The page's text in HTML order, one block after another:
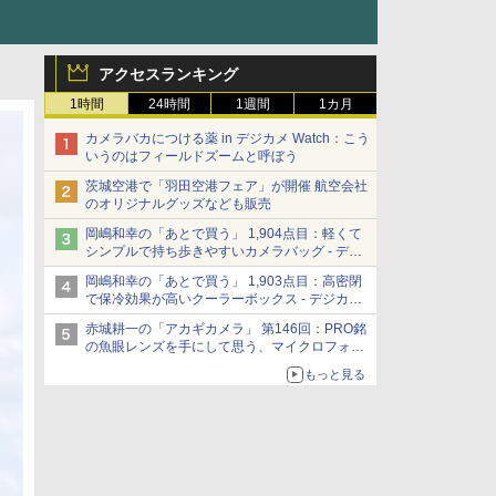
アクセスランキング
1時間 24時間 1週間 1カ月
カメラバカにつける薬 in デジカメ Watch：こう
いうのはフィールドズームと呼ぼう
茨城空港で「羽田空港フェア」が開催 航空会社
のオリジナルグッズなども販売
岡嶋和幸の「あとで買う」 1,904点目：軽くて
シンプルで持ち歩きやすいカメラバッグ - デジ
カメ Watch
岡嶋和幸の「あとで買う」 1,903点目：高密閉
で保冷効果が高いクーラーボックス - デジカメ
Watch
赤城耕一の「アカギカメラ」 第146回：PRO銘
の魚眼レンズを手にして思う、マイクロフォー
もっと見る